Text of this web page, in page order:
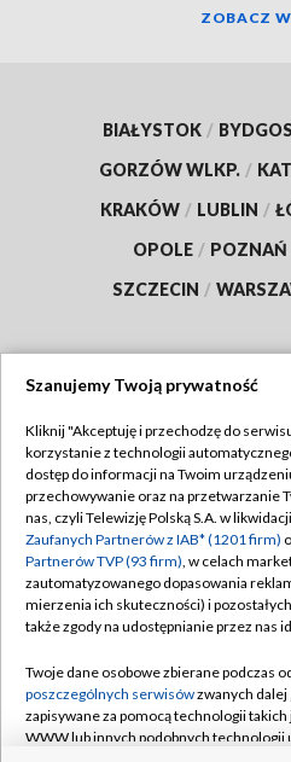
ZOBACZ
BIAŁYSTOK /
GORZÓW WLKP. /
KRAKÓW / LUBLIN /
OPOLE / POZNAŃ
SZCZECIN /
Abonament TVP
Emisja w TVP
Centrum informacji TVP
Naziemna Telewizja Cyfrowa
Rada Programowa
System NOS
Polityka
Moje
Szanujemy Twoją prywatność
Kliknij "Akceptuję i przechodzę do
korzystanie z technologii
dostęp do informacji na Twoim
przechowywanie oraz na przetwarzanie
nas, czyli Telewizję Polską S.A. w
Zaufanych Partnerów z IAB* (1201 firm)
Partnerów TVP (93 firm), w celach
zautomatyzowanego dopasowania
mierzenia ich skuteczności) i
także zgody na udostępnianie przez nas
Twoje dane osobowe zbierane podczas
poszczególnych serwisówzwanych
zapisywane za pomocą technologii
WWW lub innych podobnych